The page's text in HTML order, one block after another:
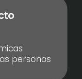
personas